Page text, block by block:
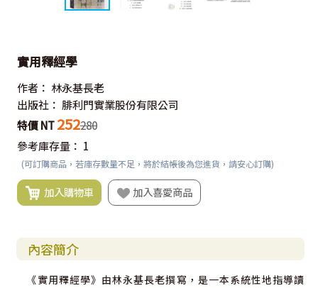
實用釋經學
作者： 林永基長老
出版社： 腓利門實業股份有限公司
特價 NT 252280
參考庫存量： 1
(可訂購商品，若庫存數量不足，將於結帳後為您進貨，請安心訂購)
加入購物車 加入喜愛商品
內容簡介
《實用釋經學》由林永基長老撰寫，是一本系統性地指導讀